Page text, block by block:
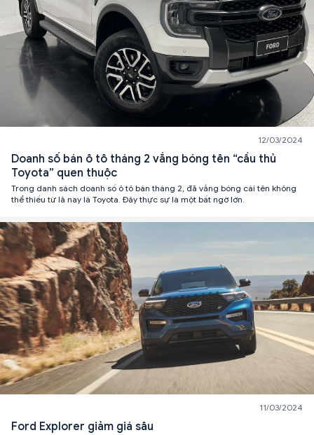
12/03/2024
Doanh số bán ô tô tháng 2 vắng bóng tên “cầu thủ
Toyota” quen thuộc
Trong danh sách doanh số ô tô bán tháng 2, đã vắng bóng cái tên không
thể thiếu từ lâ nay là Toyota. Đây thực sự là một bất ngờ lớn.
11/03/2024
Ford Explorer giảm giá sâu